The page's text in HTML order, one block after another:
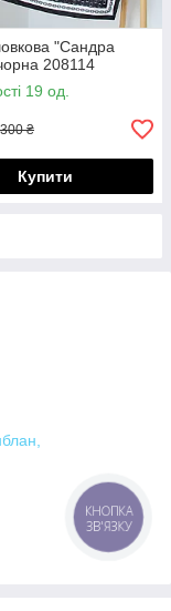
"Сандра
208114
19 од.
300 ₴
Купити
КНОПКА
ЗВ'ЯЗКУ